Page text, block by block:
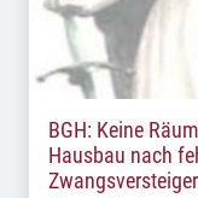
BGH: Keine
Hausbau nach